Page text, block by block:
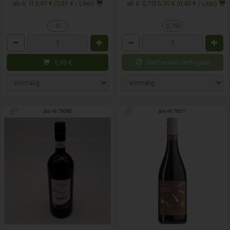
ab 6: 1l 5,81 € (5,81 € / Liter)
1l
5,99 €
ab 6: 0,75l 6,30 € (8,40 € / Liter)
0,75l
bald wieder verfügbar
Art.-Nr. 76090 Art.-Nr. 76011